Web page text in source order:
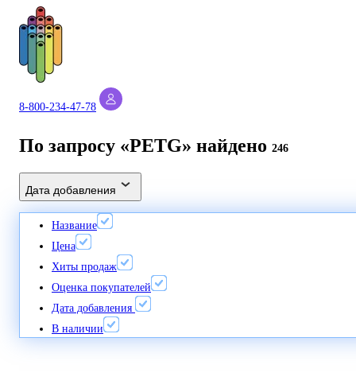
8-800-234-47-78
По запросу «PETG» найдено 246
Дата добавления
Название
Цена
Хиты продаж
Оценка покупателей
Дата добавления
В наличии